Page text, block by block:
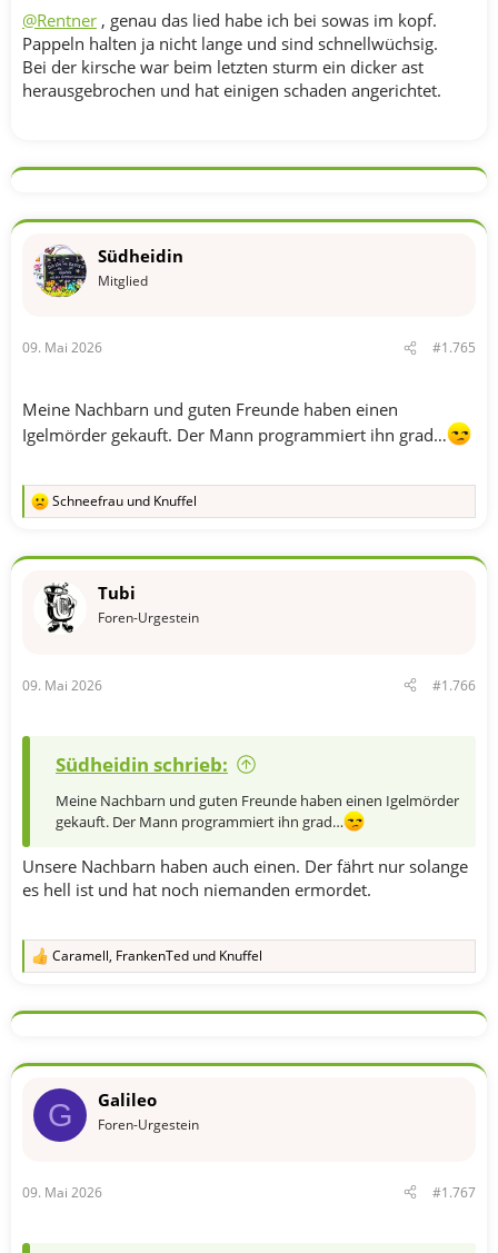
@Rentner , genau das lied habe ich bei sowas im kopf.
Pappeln halten ja nicht lange und sind schnellwüchsig.
Bei der kirsche war beim letzten sturm ein dicker ast
herausgebrochen und hat einigen schaden angerichtet.
Südheidin
Mitglied
09. Mai 2026 #1.765
Meine Nachbarn und guten Freunde haben einen
Igelmörder gekauft. Der Mann programmiert ihn grad…
R
k
:
Schneefrau und Knuffel
Tubi
Foren-Urgestein
09. Mai 2026 #1.766
Südheidin schrieb:
Meine Nachbarn und guten Freunde haben einen Igelmörder
gekauft. Der Mann programmiert ihn grad…
Unsere Nachbarn haben auch einen. Der fährt nur solange
es hell ist und hat noch niemanden ermordet.
R
k
o
e
n
Caramell, FrankenTed und Knuffel
G Galileo
Foren-Urgestein
09. Mai 2026 #1.767